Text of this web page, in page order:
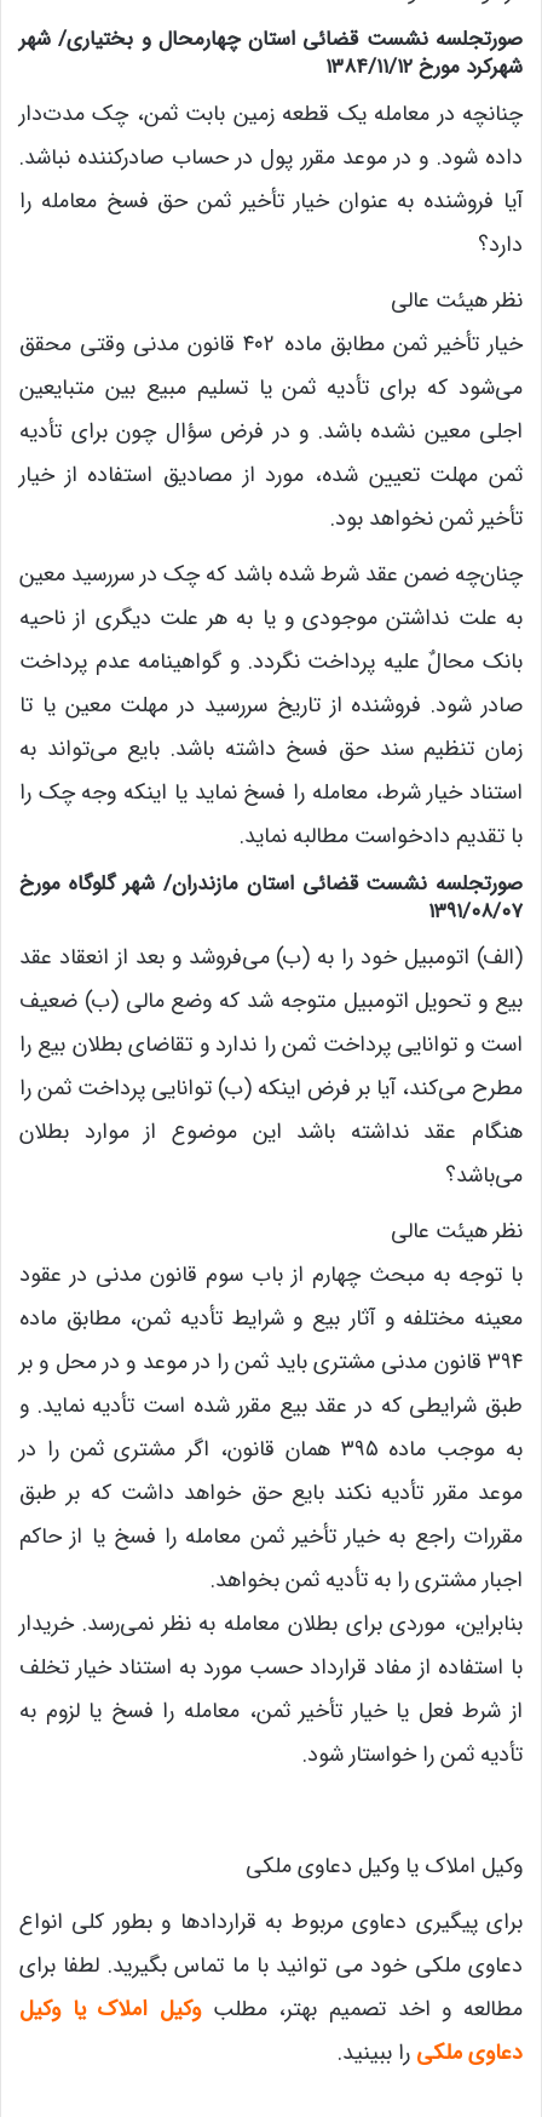
صورتجلسه نشست قضائی استان چهارمحال و بختیاری/ شهر
شهرکرد مورخ ۱۳۸۴/۱۱/۱۲
چنانچه در معامله یک قطعه زمین بابت ثمن، چک مدت‌دار
داده شود. و در موعد مقرر پول در حساب صادرکننده نباشد.
آیا فروشنده به عنوان خیار تأخیر ثمن حق فسخ معامله را
دارد؟
نظر هیئت عالی
خیار تأخیر ثمن مطابق ماده ۴۰۲ قانون مدنی وقتی محقق
می‌شود که برای تأدیه ثمن یا تسلیم مبیع بین متبایعین
اجلی معین نشده باشد. و در فرض سؤال چون برای تأدیه
ثمن مهلت تعیین شده، مورد از مصادیق استفاده از خیار
تأخیر ثمن نخواهد بود.
چنان‌چه ضمن ‌عقد شرط شده باشد که چک در سررسید معین
به علت نداشتن موجودی و یا به هر علت دیگری از ناحیه
بانک محالٌ‌ علیه پرداخت نگردد. و گواهینامه عدم پرداخت
صادر شود. فروشنده از تاریخ سررسید در مهلت معین یا تا
زمان تنظیم سند حق فسخ داشته باشد. بایع می‌تواند به
استناد خیار شرط، معامله را فسخ نماید یا اینکه وجه چک را
با تقدیم دادخواست مطالبه نماید.
صورتجلسه نشست قضائی استان مازندران/ شهر گلوگاه مورخ
۱۳۹۱/۰۸/۰۷
(الف) اتومبیل خود را به (ب) می‌فروشد و بعد از انعقاد عقد
بیع و تحویل اتومبیل متوجه شد که وضع مالی (ب) ضعیف
است و توانایی پرداخت ثمن را ندارد و تقاضای بطلان بیع را
مطرح می‌کند، آیا بر فرض اینکه (ب) توانایی پرداخت ثمن را
هنگام عقد نداشته باشد این موضوع از موارد بطلان
می‌باشد؟
نظر هیئت عالی
با توجه به مبحث چهارم از باب سوم قانون مدنی در عقود
معینه مختلفه و آثار بیع و شرایط تأدیه ثمن، مطابق ماده
۳۹۴ قانون مدنی مشتری باید ثمن را در موعد و در محل و بر
طبق شرایطی که در عقد بیع مقرر شده است تأدیه نماید. و
به موجب ماده ۳۹۵ همان قانون، اگر مشتری ثمن را در
موعد مقرر تأدیه نکند بایع حق خواهد داشت که بر طبق
مقررات راجع به خیار تأخیر ثمن معامله را فسخ یا از حاکم
اجبار مشتری را به تأدیه ثمن بخواهد.
بنابراین، موردی برای بطلان معامله به نظر نمی‌رسد. خریدار
با استفاده از مفاد قرارداد حسب مورد به استناد خیار تخلف
از شرط فعل یا خیار تأخیر ثمن، معامله را فسخ یا لزوم به
تأدیه ثمن را خواستار شود.
وکیل املاک یا وکیل دعاوی ملکی
برای پیگیری دعاوی مربوط به قراردادها و بطور کلی انواع
دعاوی ملکی خود می توانید با ما تماس بگیرید. لطفا برای
مطالعه و اخد تصمیم بهتر، مطلبوکیل املاک یا وکیل
دعاوی ملکی را ببینید.